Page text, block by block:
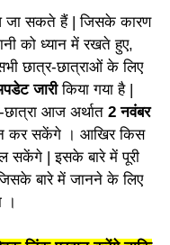
जा सकते हैं | जिसके कारण
को ध्यान में रखते हुए,
छात्र-छात्राओं के लिए
जारीकिया गया है |
आज अर्थात 2 नवंबर
कर सकेंगे । आखिर किस
सकेंगे | इसके बारे में पूरी
जिसके बारे में जानने के लिए
।